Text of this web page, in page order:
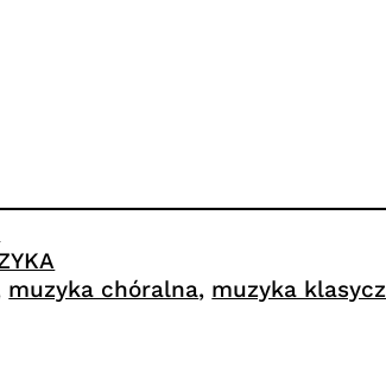
muzyka chóralna, muzyka